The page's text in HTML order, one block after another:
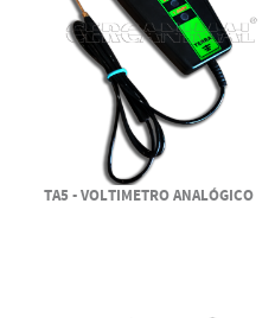
TA5 - VOLTIMETRO ANALÓGICO